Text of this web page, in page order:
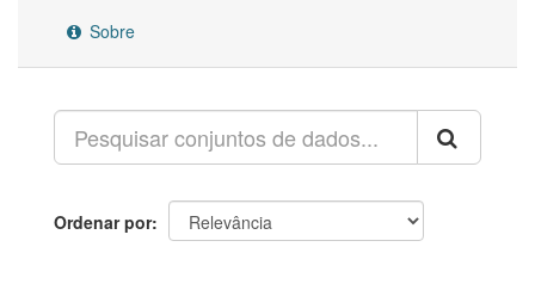
Sobre
Ordenar por